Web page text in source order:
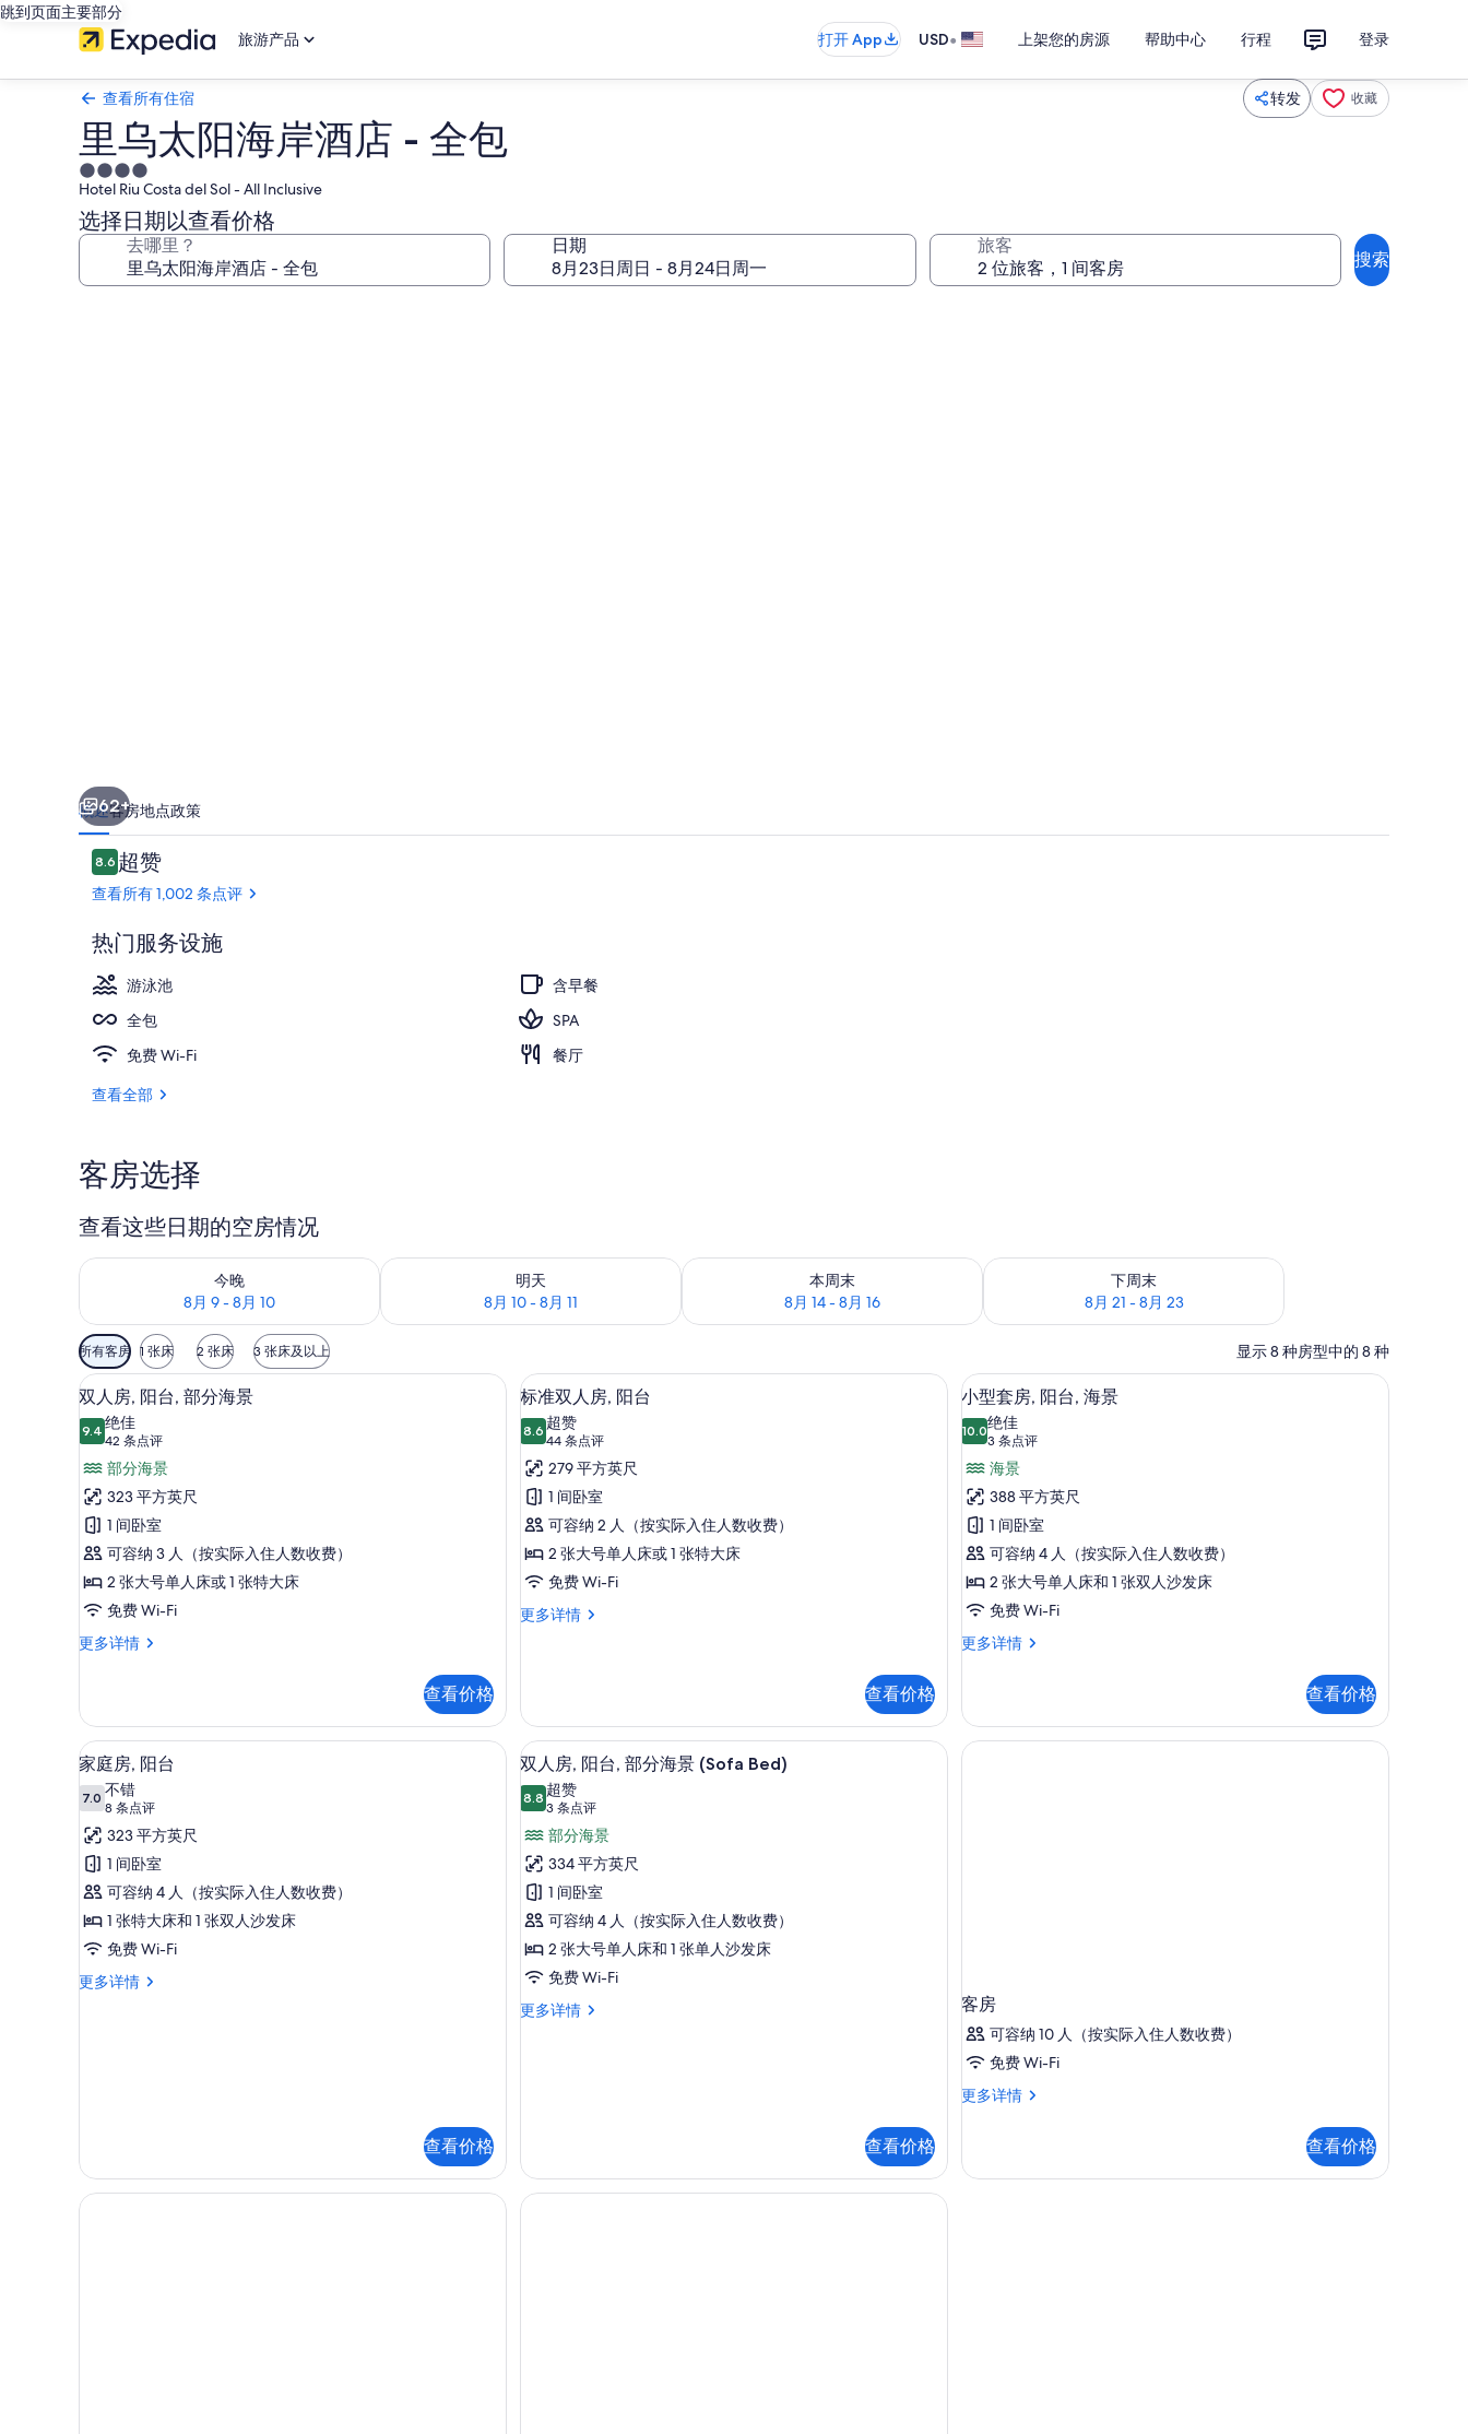
跳到页面主要部分
旅游产品
打开 App USD• 上架您的房源 帮助中心 行程 登录
查看所有住宿 转发 收藏
里乌太阳海岸酒店 - 全包
4.0
星
住
宿
Hotel Riu Costa del Sol - All Inclusive
选择日期以查看价格
去哪里？ 日期 旅客
搜索
库62+
概述客房地点政策
点
评
8.68.6/10
超赞
查看所有 1,002 条点评
热门服务设施
游泳池
含早餐
全包
SPA
免费 Wi-Fi
餐厅
查看全部
客房选择
查看这些日期的空房情况
今晚
8月 9 - 8月 10
查看今晚的空房情况：8月 9 - 8月 10
明天
8月 10 - 8月 11
查看明天的空房情况：8月 10 - 8月 11
本周末
8月 14 - 8月 16
查看本周末的空房情况：8月 14 - 8月 16
下周末
8月 21 - 8月 23
查看下周末的空房情况：8月 21 - 8月 23
可
用
的
客
房
筛
选
条
件
所有客房 1 张床 2 张床 3 张床及以上 显示 8 种房型中的 8 种
显
示
双
人
房,
阳
台,
部
分
海
所
有
照
片
5
双人房, 阳台, 部分海景
9.49.4 分，满分 10 分
绝佳
42 条点评
(42
条
点
评)
部分海景
323 平方英尺
1 间卧室
可容纳 3 人（按实际入住人数收费）
2 张大号单人床或 1 张特大床
免费 Wi-Fi
更多详情
双
台,
部
分
海
景
多
信
息
查看价格
显
示
标
准
双
人
房,
阳
台
照
片
客房内保险箱、婴儿床、免费 WiFi、床单
4
标准双人房, 阳台
8.68.6 分，满分 10 分
超赞
44 条点评
(44
条
点
评)
279 平方英尺
1 间卧室
可容纳 2 人（按实际入住人数收费）
2 张大号单人床或 1 张特大床
免费 Wi-Fi
更多详情
标
阳
台
更
多
信
息
查看价格
显
示
小
型
套
房,
阳
台,
海
景
有
照
客房内保险箱、婴儿床、免费 WiFi、床单
5
小型套房, 阳台, 海景
10.010.0 分，满分 10 分
绝佳
3 条点评
(3
条
点
评)
海景
388 平方英尺
1 间卧室
可容纳 4 人（按实际入住人数收费）
2 张大号单人床和 1 张双人沙发床
免费 Wi-Fi
更多详情
小
阳
台,
海
查看价格
显
示
家
庭
房,
阳
台
的
所
客房内保险箱、婴儿床、免费 WiFi、床单
5
家庭房, 阳台
7.07.0 分，满分 10 分
不错
8 条点评
(8
条
点
评)
323 平方英尺
1 间卧室
可容纳 4 人（按实际入住人数收费）
1 张特大床和 1 张双人沙发床
免费 Wi-Fi
更多详情
家
查看价格
显
示
双
人
房,
阳
台,
部
分
海
有
照
6
双人房, 阳台, 部分海景 (Sofa Bed)
8.88.8 分，满分 10 分
超赞
3 条点评
(3
条
点
评)
部分海景
334 平方英尺
1 间卧室
可容纳 4 人（按实际入住人数收费）
2 张大号单人床和 1 张单人沙发床
免费 Wi-Fi
更多详情
双
景
(Sofa
Bed)
查看价格
客房
可容纳 10 人（按实际入住人数收费）
免费 Wi-Fi
更多详情
客
信
查看价格